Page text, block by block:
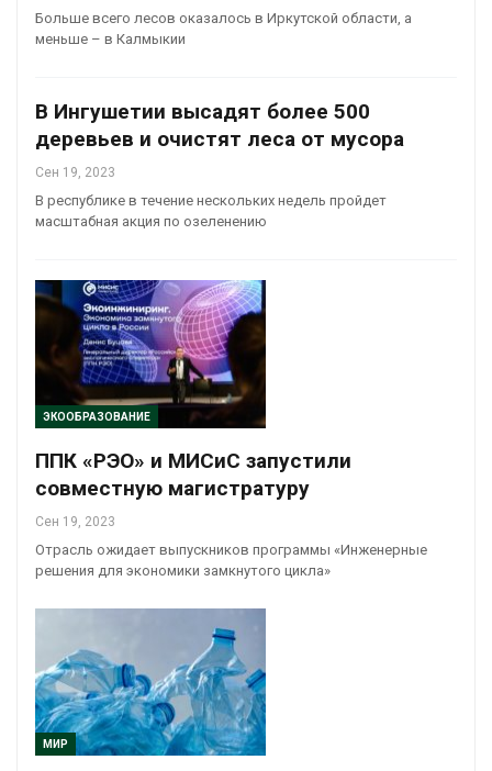
Больше всего лесов оказалось в Иркутской области, а
меньше – в Калмыкии
В Ингушетии высадят более 500
деревьев и очистят леса от мусора
Сен 19, 2023
В республике в течение нескольких недель пройдет
масштабная акция по озеленению
ЭКООБРАЗОВАНИЕ
ППК «РЭО» и МИСиС запустили
совместную магистратуру
Сен 19, 2023
Отрасль ожидает выпускников программы «Инженерные
решения для экономики замкнутого цикла»
МИР